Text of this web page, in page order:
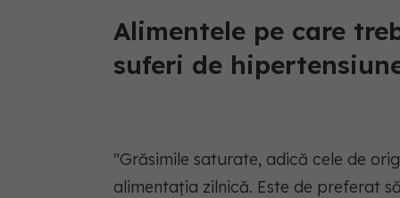
Alimentele pe care
suferi de
"Grăsimile saturate, adică cele de
alimentația zilnică. Este de preferat